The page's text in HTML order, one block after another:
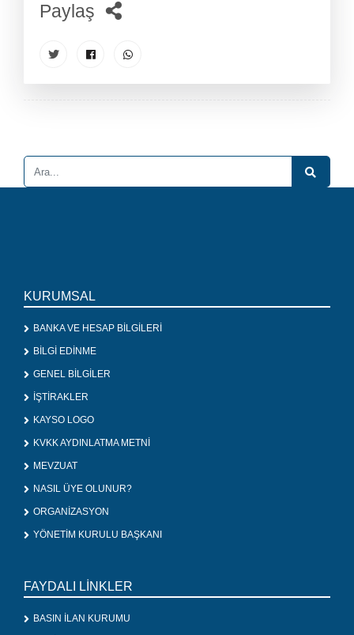
Paylaş
KURUMSAL
BANKA VE HESAP BİLGİLERİ
BİLGİ EDİNME
GENEL BİLGİLER
İŞTİRAKLER
KAYSO LOGO
KVKK AYDINLATMA METNİ
MEVZUAT
NASIL ÜYE OLUNUR?
ORGANİZASYON
YÖNETİM KURULU BAŞKANI
FAYDALI LİNKLER
BASIN İLAN KURUMU